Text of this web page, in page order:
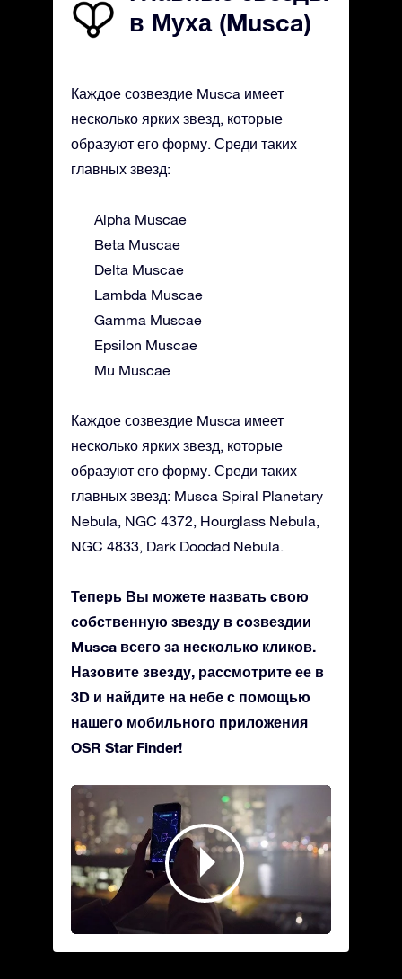
в Муха (Musca)
Каждое созвездие Musca имеет
несколько ярких звезд, которые
образуют его форму. Среди таких
главных звезд:
Alpha Muscae
Beta Muscae
Delta Muscae
Lambda Muscae
Gamma Muscae
Epsilon Muscae
Mu Muscae
Каждое созвездие Musca имеет
несколько ярких звезд, которые
образуют его форму. Среди таких
главных звезд: Musca Spiral Planetary
Nebula, NGC 4372, Hourglass Nebula,
NGC 4833, Dark Doodad Nebula.
Теперь Вы можете назвать свою
собственную звезду в созвездии
Musca всего за несколько кликов.
Назовите звезду, рассмотрите ее в
3D и найдите на небе с помощью
нашего мобильного приложения
OSR Star Finder!